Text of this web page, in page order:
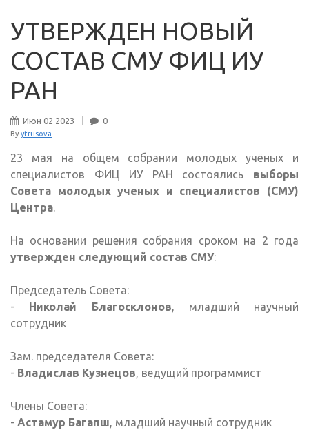
УТВЕРЖДЕН НОВЫЙ
СОСТАВ СМУ ФИЦ ИУ
РАН
Июн 02 2023 0
By ytrusova
23 мая на общем собрании молодых учёных и
специалистов ФИЦ ИУ РАН состоялись выборы
Совета молодых ученых и специалистов (СМУ)
Центра.
На основании решения собрания сроком на 2 года
утвержден следующий состав СМУ:
Председатель Совета:
- Николай Благосклонов, младший научный
сотрудник
Зам. председателя Совета:
- Владислав Кузнецов, ведущий программист
Члены Совета:
- Астамур Багапш, младший научный сотрудник